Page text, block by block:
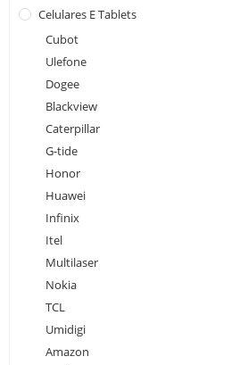
Celulares E Tablets
Cubot
Ulefone
Dogee
Blackview
Caterpillar
G-tide
Honor
Huawei
Infinix
Itel
Multilaser
Nokia
TCL
Umidigi
Amazon